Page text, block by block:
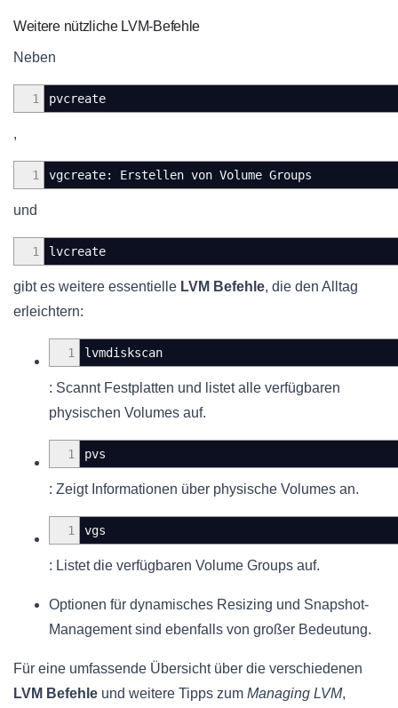
Weitere nützliche LVM-Befehle
Neben
1 pvcreate
,
1 vgcreate: Erstellen von Volume Groups
und
1 lvcreate
gibt es weitere essentielle LVM Befehle, die den Alltag
erleichtern:
1 lvmdiskscan
: Scannt Festplatten und listet alle verfügbaren
physischen Volumes auf.
1 pvs
: Zeigt Informationen über physische Volumes an.
1 vgs
: Listet die verfügbaren Volume Groups auf.
Optionen für dynamisches Resizing und Snapshot-
Management sind ebenfalls von großer Bedeutung.
Für eine umfassende Übersicht über die verschiedenen
LVM Befehle und weitere Tipps zum Managing LVM,